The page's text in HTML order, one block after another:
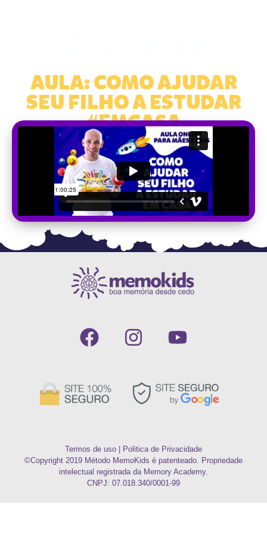
AULA: COMO AJUDAR
SEU FILHO A ESTUDAR
#EMCASA
Termos de uso | Politica de Privacidade
©Copyright 2019 Método MemoKids é patenteado. Propriedade
intelectual registrada da Memory Academy.
CNPJ: 07.018.340/0001-99